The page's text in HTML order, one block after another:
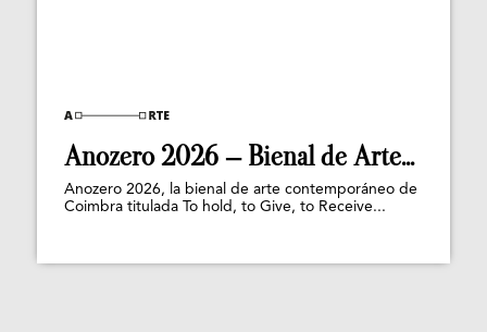
Anozero 2026 – Bienal de Arte...
Anozero 2026, la bienal de arte contemporáneo de
Coimbra titulada To hold, to Give, to Receive...